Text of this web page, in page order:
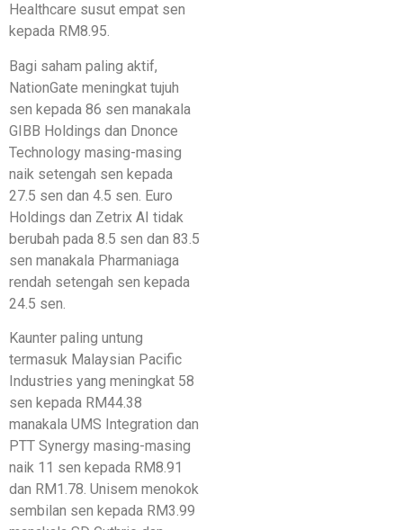
Healthcare susut empat sen
kepada RM8.95.
Bagi saham paling aktif,
NationGate meningkat tujuh
sen kepada 86 sen manakala
GIBB Holdings dan Dnonce
Technology masing-masing
naik setengah sen kepada
27.5 sen dan 4.5 sen. Euro
Holdings dan Zetrix AI tidak
berubah pada 8.5 sen dan 83.5
sen manakala Pharmaniaga
rendah setengah sen kepada
24.5 sen.
Kaunter paling untung
termasuk Malaysian Pacific
Industries yang meningkat 58
sen kepada RM44.38
manakala UMS Integration dan
PTT Synergy masing-masing
naik 11 sen kepada RM8.91
dan RM1.78. Unisem menokok
sembilan sen kepada RM3.99